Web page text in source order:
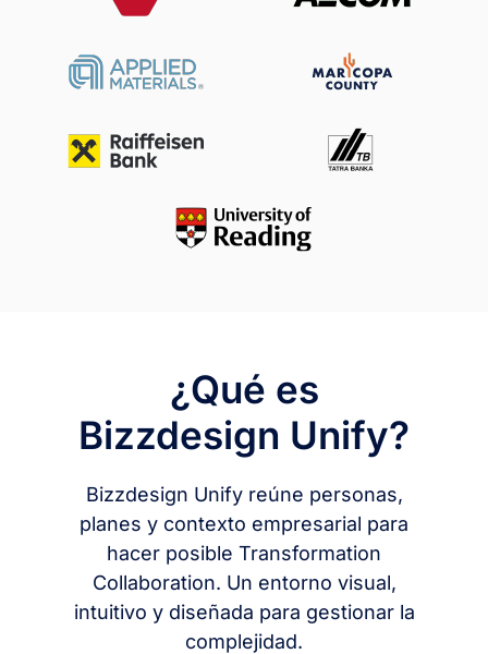
¿Qué es
Bizzdesign Unify?
Bizzdesign Unify reúne personas,
planes y contexto empresarial para
hacer posible Transformation
Collaboration. Un entorno visual,
intuitivo y diseñada para gestionar la
complejidad.